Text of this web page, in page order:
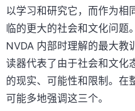
以学习和研究它，而作为相
临的更大的社会和文化问题
NVDA 内部时理解的最大教
读器代表了由于社会和文化
的现实、可能性和限制。在
可能多地强调这三个。